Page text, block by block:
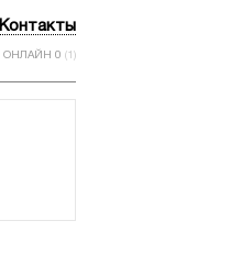
Контакты
ОНЛАЙН 0 (1)